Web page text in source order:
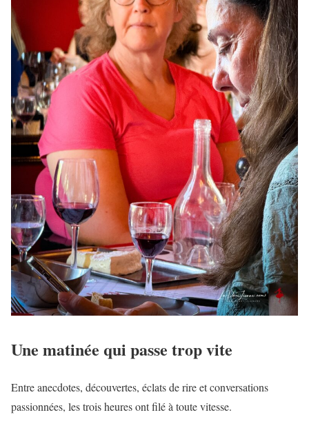
Une matinée qui passe trop vite
Entre anecdotes, découvertes, éclats de rire et conversations
passionnées, les trois heures ont filé à toute vitesse.